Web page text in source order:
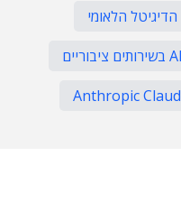
הלאומי
Anthropic